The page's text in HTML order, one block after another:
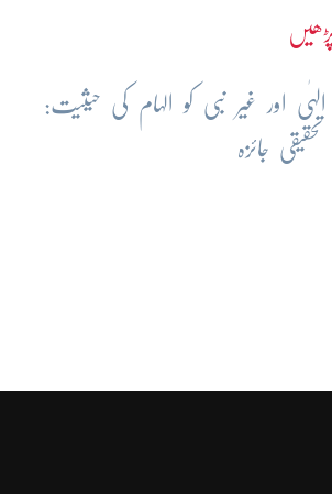
الہٰی اور غیر نبی کو الہام کی حیثیت:
جائزہ